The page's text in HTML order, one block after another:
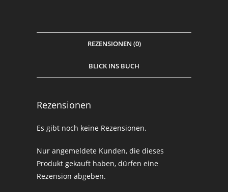
REZENSIONEN (0)
BLICK INS BUCH
Rezensionen
Es gibt noch keine Rezensionen.
Nur angemeldete Kunden, die dieses
Produkt gekauft haben, dürfen eine
Rezension abgeben.